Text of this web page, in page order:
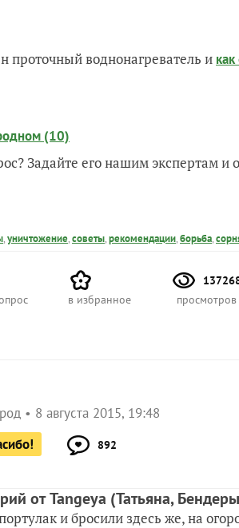
проточный воднонагреватель и
(10)
Задайте его нашим экспертам
,уничтожение,советы,рекомендации,борьба,
в избранное
просмотров
8 августа 2015, 19:48
892
от Tangeya (Татьяна,
и бросили здесь же, на